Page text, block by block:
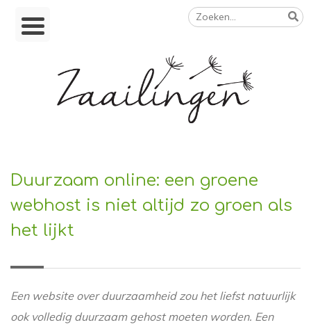
Skip
Zoeken
naar:
Duurzaam online: een groene
webhost is niet altijd zo groen als
het lijkt
Een website over duurzaamheid zou het liefst natuurlijk
ook volledig duurzaam gehost moeten worden. Een